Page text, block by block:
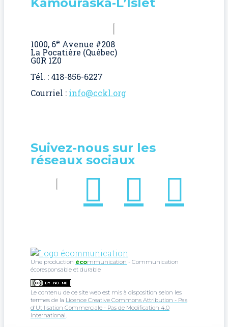
1000, 6e Avenue #208
La Pocatière (Québec)
G0R 1Z0
Tél. : 418-856-6227
Courriel : info@cckl.org
Suivez-nous sur les
réseaux sociaux
Une production écommunication - Communication
écoresponsable et durable
Le contenu de ce site web est mis à disposition selon les
termes de la Licence Creative Commons Attribution - Pas
d'Utilisation Commerciale - Pas de Modification 4.0
International.